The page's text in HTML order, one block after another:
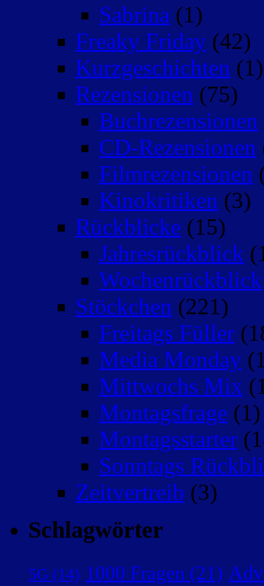
Sabrina (1)
Freaky Friday (42)
Kurzgeschichten (1)
Rezensionen (75)
Buchrezensionen
CD-Rezensionen
Filmrezensionen
Kinokritiken (3)
Rückblicke (15)
Jahresrückblick
Wochenrückblick
Stöckchen (221)
Freitags Füller
Media Monday
Mittwochs Mix
Montagsfrage (1)
Montagsstarter
Sonntags
Zeitvertreib (3)
Schlagwörter
5G (14) 1000 Fragen (21)